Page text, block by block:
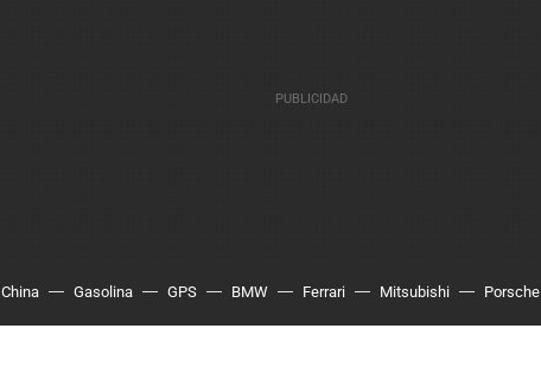
China Gasolina GPS BMW Ferrari Mitsubishi Porsche